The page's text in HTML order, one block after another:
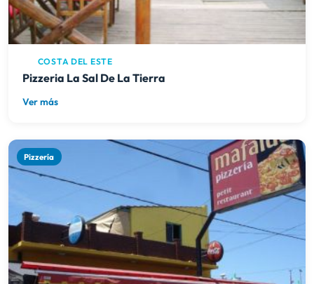
COSTA DEL ESTE
Pizzeria La Sal De La Tierra
Ver más
Pizzería